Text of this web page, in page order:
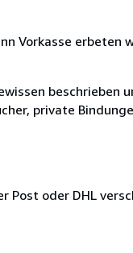
Vorkasse erbeten
beschrieben
private
Post oder DHL